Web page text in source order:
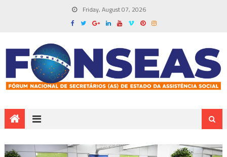
Friday, August 07, 2026